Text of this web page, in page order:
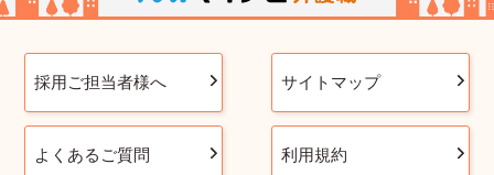
採用ご担当者様へ サイトマップ
よくあるご質問 利用規約